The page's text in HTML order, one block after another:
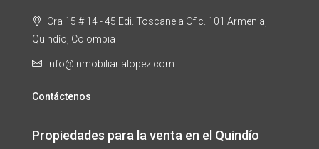
Cra 15 # 14 - 45 Edi. Toscanela Ofic. 101 Armenia,
Quindío, Colombia
info@inmobiliarialopez.com
Contáctenos
Propiedades para la venta en el Quindío